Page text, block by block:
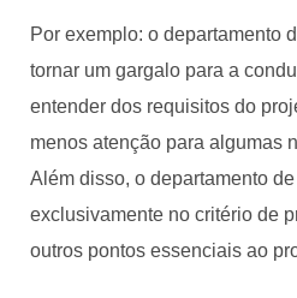
Por exemplo: o departamento
tornar um gargalo para a
entender dos requisitos do
menos atenção para algumas
Além disso, o departamento
exclusivamente no critério de
outros pontos essenciais ao